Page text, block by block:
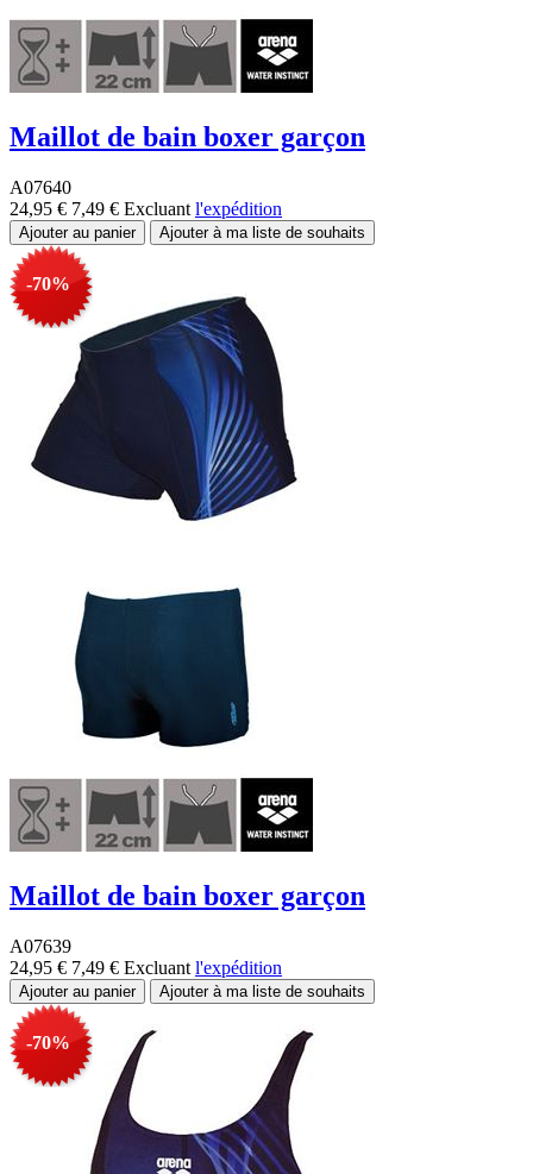
Maillot de bain boxer garçon
A07640
24,95 € 7,49 € Excluant l'expédition
-70%
Maillot de bain boxer garçon
A07639
24,95 € 7,49 € Excluant l'expédition
-70%